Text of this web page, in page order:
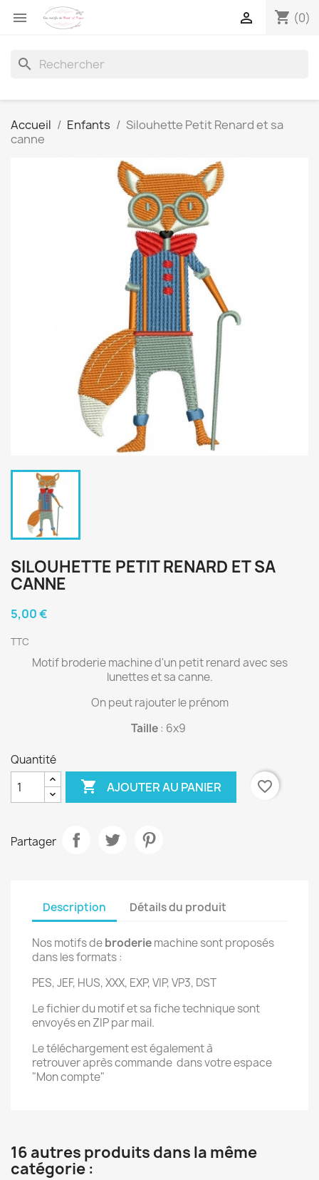
 shopping_cart (0)

search
Accueil Enfants
Silouhette Petit Renard et sa
canne
SILOUHETTE PETIT RENARD ET SA
CANNE
5,00 €
TTC
Motif broderie machine d'un petit renard avec ses
lunettes et sa canne.
On peut rajouter le prénom
Taille: 6x9
Quantité
 AJOUTER AU PANIER favorite_border
Partager
Description Détails du produit
Nos motifs debroderiemachine sont proposés
dans les formats :
PES, JEF, HUS, XXX, EXP, VIP, VP3, DST
Le fichier du motif et sa fiche technique sont
envoyés en ZIP par mail.
Le téléchargement est également à
retrouver après commande dans votre espace
"Mon compte"
16 autres produits dans la même
catégorie :